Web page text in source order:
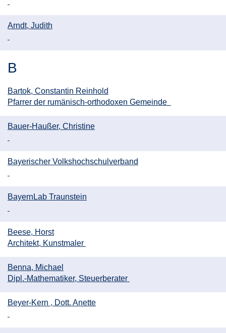
Arndt, Judith
B
Bartok, Constantin Reinhold
Pfarrer der rumänisch-orthodoxen Gemeinde
Bauer-Haußer, Christine
Bayerischer Volkshochschulverband
BayernLab Traunstein
Beese, Horst
Architekt, Kunstmaler
Benna, Michael
Dipl.-Mathematiker, Steuerberater
Beyer-Kern , Dott. Anette